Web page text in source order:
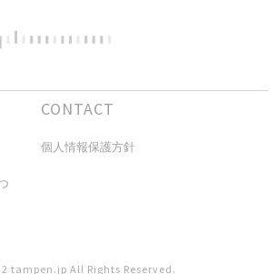
CONTACT
個人情報保護方針
tampen.jp All Rights Reserved.